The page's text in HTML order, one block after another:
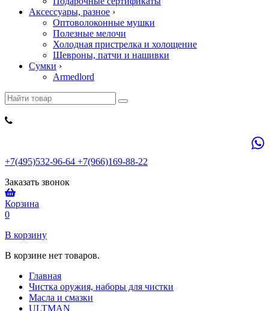
Аксессуары, разное ›
Оптоволоконные мушки
Полезные мелочи
Холодная пристрелка и холощение
Шевроны, патчи и нашивки
Сумки ›
Armedlord
+7(495)532-96-64 +7(966)169-88-22
Заказать звонок
Корзина
0
В корзину
В корзине нет товаров.
Главная
Чистка оружия, наборы для чистки
Масла и смазки
ULTMAN